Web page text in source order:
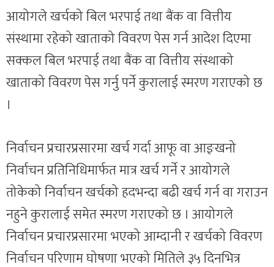
आयोगले खर्चको बिल भरपाई तथा बैंक वा वित्तीय
संस्थामा रहेको खाताको विवरण पेस गर्न आदेश दिएमा
सक्कल बिल भरपाई तथा बैंक वा वित्तीय संस्थाको
खाताको विवरण पेस गर्नु पर्ने कुरालाई स्मरण गराएको छ
।
निर्वाचन प्रचारप्रसारमा खर्च गर्दा आफू वा आङ्खनो
निर्वाचन प्रतिनिधिमार्फत मात्र खर्च गर्ने र आयोगले
तोकेको निर्वाचन खर्चको हदभन्दा बढी खर्च गर्न वा गराउन
नहुने कुरालाई समेत स्मरण गराएको छ । आयोगले
निर्वाचन प्रचारप्रसारमा भएको आम्दानी र खर्चको विवरण
निर्वाचन परिणाम घोषणा भएको मितिले ३५ दिनभित्र